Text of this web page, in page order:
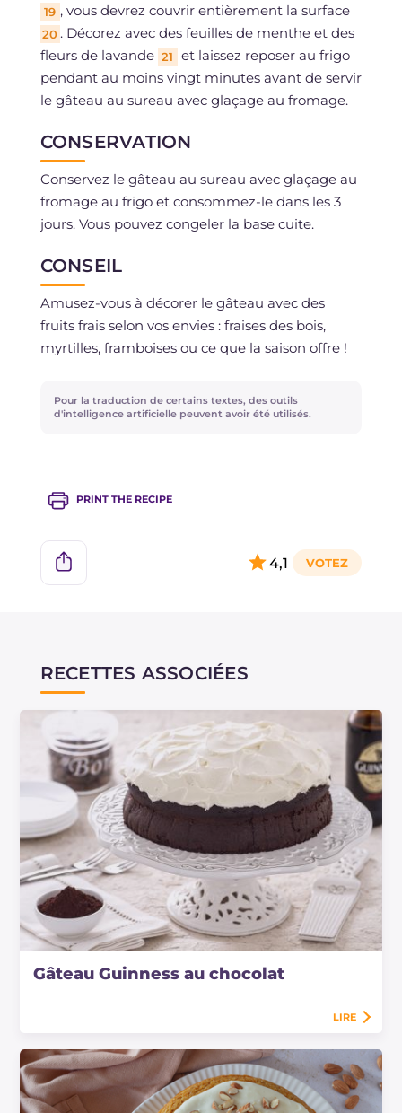
19 , vous devrez couvrir entièrement la surface
20 . Décorez avec des feuilles de menthe et des
fleurs de lavande 21
et laissez reposer au frigo
pendant au moins vingt minutes avant de servir
le gâteau au sureau avec glaçage au fromage.
CONSERVATION
Conservez le gâteau au sureau avec glaçage au
fromage au frigo et consommez-le dans les 3
jours. Vous pouvez congeler la base cuite.
CONSEIL
Amusez-vous à décorer le gâteau avec des
fruits frais selon vos envies : fraises des bois,
myrtilles, framboises ou ce que la saison offre !
Pour la traduction de certains textes, des outils
d'intelligence artificielle peuvent avoir été utilisés.
PRINT THE RECIPE
4,1
RECETTES ASSOCIÉES
Gâteau Guinness au chocolat
LIRE